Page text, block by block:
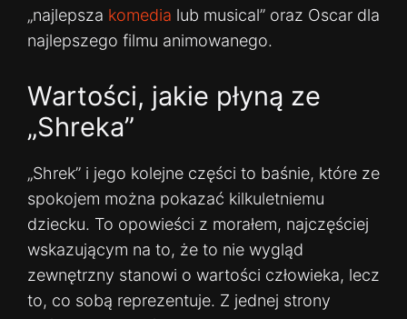
„najlepsza komedia lub musical” oraz Oscar dla
najlepszego filmu animowanego.
Wartości, jakie płyną ze
„Shreka”
„Shrek” i jego kolejne części to baśnie, które ze
spokojem można pokazać kilkuletniemu
dziecku. To opowieści z morałem, najczęściej
wskazującym na to, że to nie wygląd
zewnętrzny stanowi o wartości człowieka, lecz
to, co sobą reprezentuje. Z jednej strony